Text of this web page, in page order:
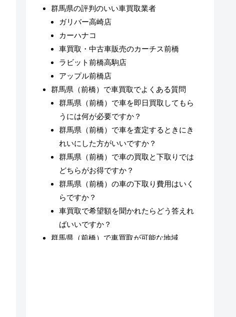
群馬県の評判のいい車買取業者
ガリバー高崎店
カーハナコ
車買取・中古車販売のカーチス前橋
ラビット前橋高駒店
アップル前橋店
群馬県（前橋）で車買取でよくある質問
群馬県（前橋）で車を即日買取してもら
うには何が必要ですか？
群馬県（前橋）で車を査定するときにき
れいにした方がいいですか？
群馬県（前橋）で車の買取と下取りでは
どちらがお得ですか？
群馬県（前橋）の車の下取り費用はいく
らですか？
車買取で希望額を聞かれたらどう答えれ
ばいいですか？
群馬県（前橋）で車買取が可能な地域